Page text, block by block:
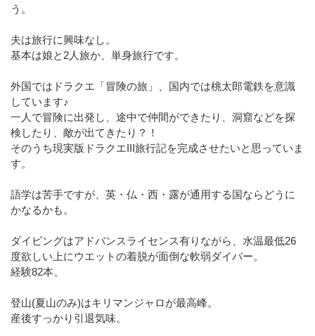
う。
夫は旅行に興味なし。
基本は娘と2人旅か、単身旅行です。
外国ではドラクエ「冒険の旅」、国内では桃太郎電鉄を意識
しています♪
一人で冒険に出発し、途中で仲間ができたり、洞窟などを探
検したり、敵が出てきたり？！
そのうち現実版ドラクエIII旅行記を完成させたいと思っていま
す。
語学は苦手ですが、英・仏・西・露が通用する国ならどうに
かなるかも。
ダイビングはアドバンスライセンス有りながら、水温最低26
度欲しい上にウエットの着脱が面倒な軟弱ダイバー。
経験82本。
登山(夏山のみ)はキリマンジャロが最高峰。
産後すっかり引退気味。